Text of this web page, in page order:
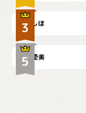
しほ
かわいい毛玉つき
爱美